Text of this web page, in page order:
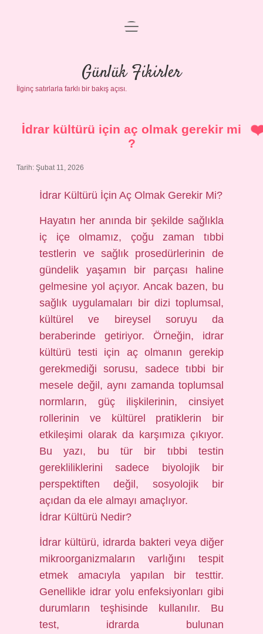
Anasayfa
Gizlilik Politikası
Yasal Uyarı
menüyü
Günlük Fikirler
İlginç satırlarla farklı bir bakış açısı.
İdrar kültürü için aç olmak gerekir mi
?
Tarih: Şubat 11, 2026
İdrar Kültürü İçin Aç Olmak Gerekir Mi?
Hayatın her anında bir şekilde sağlıkla
iç içe olmamız, çoğu zaman tıbbi
testlerin ve sağlık prosedürlerinin de
gündelik yaşamın bir parçası haline
gelmesine yol açıyor. Ancak bazen, bu
sağlık uygulamaları bir dizi toplumsal,
kültürel ve bireysel soruyu da
beraberinde getiriyor. Örneğin, idrar
kültürü testi için aç olmanın gerekip
gerekmediği sorusu, sadece tıbbi bir
mesele değil, aynı zamanda toplumsal
normların, güç ilişkilerinin, cinsiyet
rollerinin ve kültürel pratiklerin bir
etkileşimi olarak da karşımıza çıkıyor.
Bu yazı, bu tür bir tıbbi testin
gerekliliklerini sadece biyolojik bir
perspektiften değil, sosyolojik bir
açıdan da ele almayı amaçlıyor.
İdrar Kültürü Nedir?
İdrar kültürü, idrarda bakteri veya diğer
mikroorganizmaların varlığını tespit
etmek amacıyla yapılan bir testtir.
Genellikle idrar yolu enfeksiyonları gibi
durumların teşhisinde kullanılır. Bu
test, idrarda bulunan